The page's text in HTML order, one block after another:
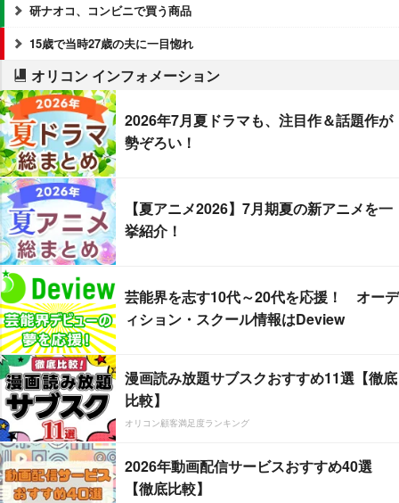
研ナオコ、コンビニで買う商品
15歳で当時27歳の夫に一目惚れ
オリコン インフォメーション
2026年7月夏ドラマも、注目作＆話題作が
勢ぞろい！
【夏アニメ2026】7月期夏の新アニメを一
挙紹介！
芸能界を志す10代～20代を応援！ オーデ
ィション・スクール情報はDeview
漫画読み放題サブスクおすすめ11選【徹底
比較】
オリコン顧客満足度ランキング
2026年動画配信サービスおすすめ40選
【徹底比較】